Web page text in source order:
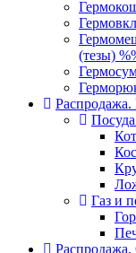
(тезы)
Распродажа.
Газ и